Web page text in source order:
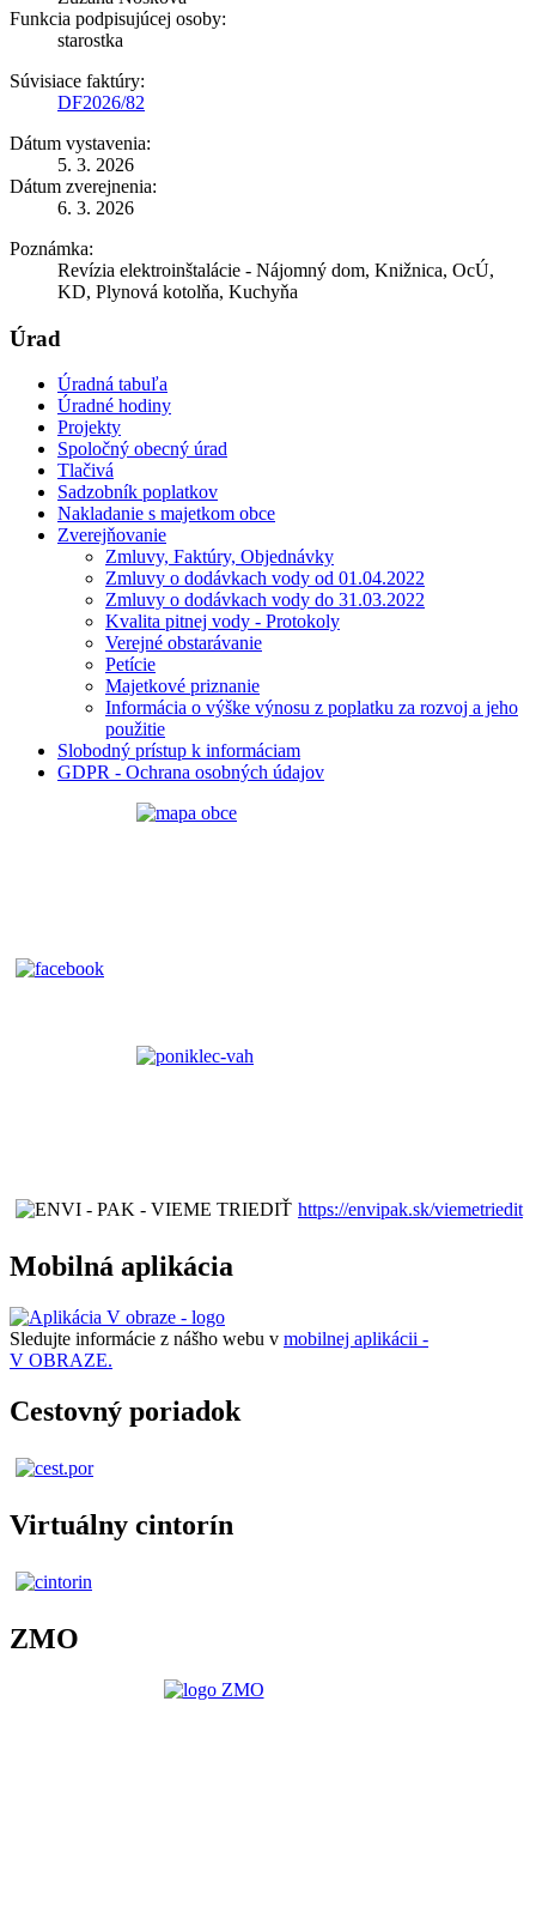
Funkcia podpisujúcej osoby:
starostka
Súvisiace faktúry:
DF2026/82
Dátum vystavenia:
5. 3. 2026
Dátum zverejnenia:
6. 3. 2026
Poznámka:
Revízia elektroinštalácie - Nájomný dom, Knižnica, OcÚ,
KD, Plynová kotolňa, Kuchyňa
Úrad
Úradná tabuľa
Úradné hodiny
Projekty
Spoločný obecný úrad
Tlačivá
Sadzobník poplatkov
Nakladanie s majetkom obce
Zverejňovanie
Zmluvy, Faktúry, Objednávky
Zmluvy o dodávkach vody od 01.04.2022
Zmluvy o dodávkach vody do 31.03.2022
Kvalita pitnej vody - Protokoly
Verejné obstarávanie
Petície
Majetkové priznanie
Informácia o výške výnosu z poplatku za rozvoj a jeho
použitie
Slobodný prístup k informáciam
GDPR - Ochrana osobných údajov
https://envipak.sk/viemetriedit
Mobilná aplikácia
Sledujte informácie z nášho webu v mobilnej aplikácii -
V OBRAZE.
Cestovný poriadok
Virtuálny cintorín
ZMO